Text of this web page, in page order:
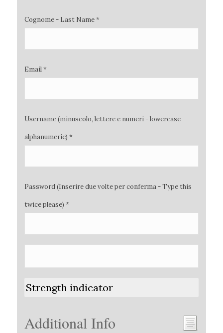
Cognome - Last Name *
Email *
Username (minuscolo, lettere e numeri - lowercase
alphanumeric) *
Password (Inserire due volte per conferma - Type this
twice please) *
Strength indicator
Additional Info